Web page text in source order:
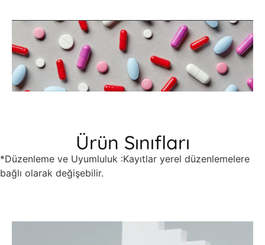
Ürün Sınıfları
*Düzenleme ve Uyumluluk :Kayıtlar yerel düzenlemelere
bağlı olarak değişebilir.